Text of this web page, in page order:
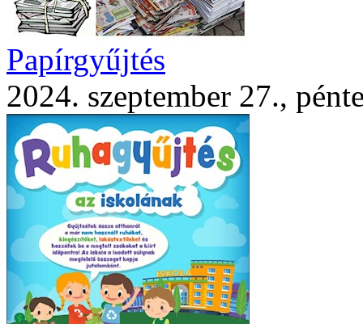
Papírgyűjtés
2024. szeptember 27.,